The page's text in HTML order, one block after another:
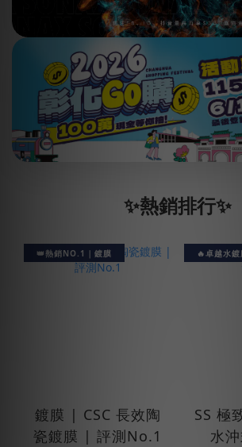
✨熱銷排行✨
👑熱銷NO.1｜鍍膜
鍍膜 | CSC 長效陶
瓷鍍膜 | 評測No.1
🔥卓越水鍍
SS 極
水